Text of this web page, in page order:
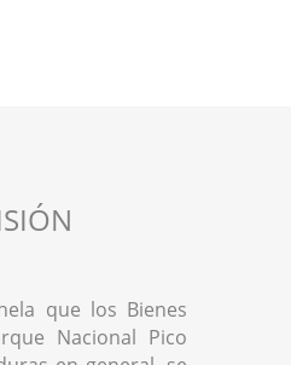
que los Bienes
Nacional Pico